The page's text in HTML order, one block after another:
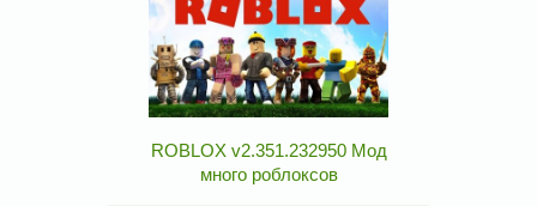
ROBLOX v2.351.232950 Мод
много роблоксов